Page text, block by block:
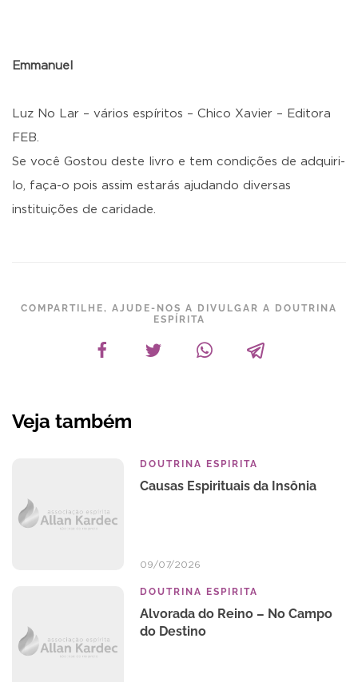
Emmanuel
Luz No Lar – vários espíritos – Chico Xavier – Editora
FEB.
Se você Gostou deste livro e tem condições de adquiri-
lo, faça-o pois assim estarás ajudando diversas
instituições de caridade.
COMPARTILHE, AJUDE-NOS A DIVULGAR A DOUTRINA
ESPÍRITA
Veja também
DOUTRINA ESPIRITA
Causas Espirituais da Insônia
09/07/2026
DOUTRINA ESPIRITA
Alvorada do Reino – No Campo
do Destino